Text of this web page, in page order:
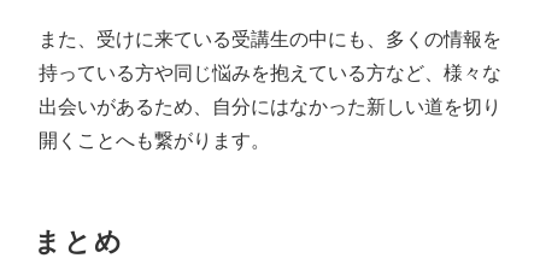
また、受けに来ている受講生の中にも、多くの情報を
持っている方や同じ悩みを抱えている方など、様々な
出会いがあるため、自分にはなかった新しい道を切り
開くことへも繋がります。
まとめ